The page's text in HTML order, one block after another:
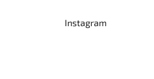
Instagram